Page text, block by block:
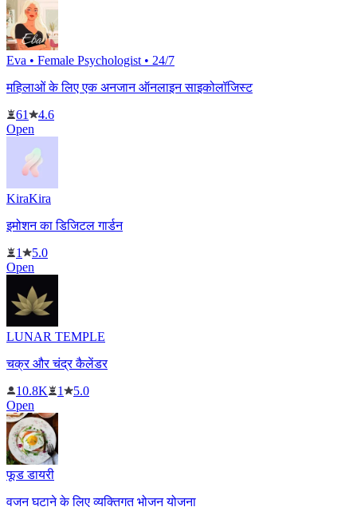
Eva • Female Psychologist • 24/7
महिलाओं के लिए एक अनजान ऑनलाइन साइकोलॉजिस्ट
61
4.6
Open
KiraKira
इमोशन का डिजिटल गार्डन
1
5.0
Open
LUNAR TEMPLE
चक्र और चंद्र कैलेंडर
10.8K
1
5.0
Open
फूड डायरी
वजन घटाने के लिए व्यक्तिगत भोजन योजना